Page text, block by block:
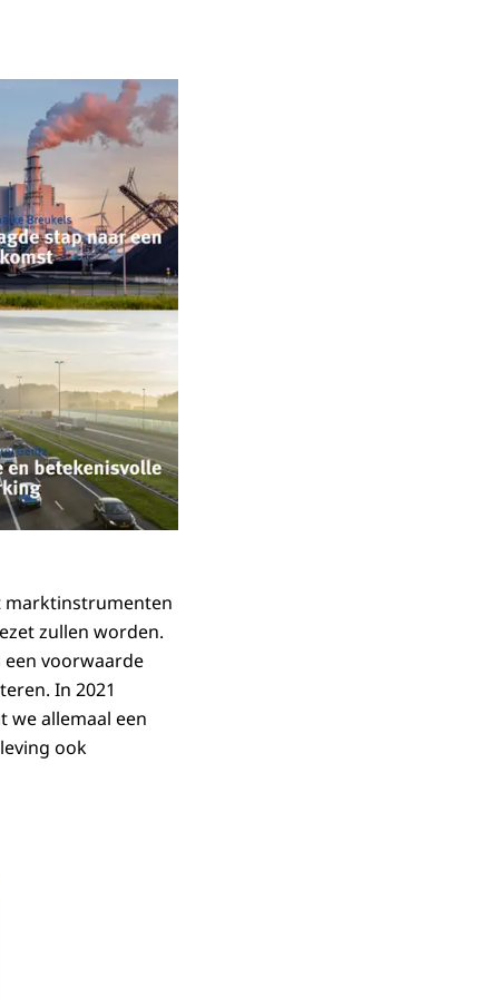
marktinstrumenten
zullen worden.
voorwaarde
In 2021
we allemaal een
ook